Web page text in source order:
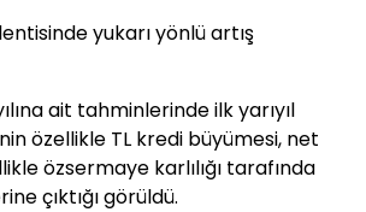
yukarı yönlü artış
ait tahminlerinde ilk yarıyıl
özellikle TL kredi büyümesi, net
özsermaye karlılığı tarafında
çıktığı görüldü.